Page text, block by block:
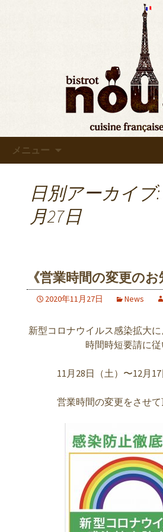
◆東京・秋葉原◆
ー“bistrot nous”
東京・秋葉原のビスト
nous”の最新情報をお
レンチが美味しい当店
おすすめワインの入荷
情報などさまざまなお
ので、ぜひご覧くだ
メニュー
日別アーカイブ:
月27日
《営業時間の変更のお
2020年11月27日 News
新型コロナウイルス感染拡大
時間時短要請に従
11月28日（土）〜12月
営業時間の変更をさせて